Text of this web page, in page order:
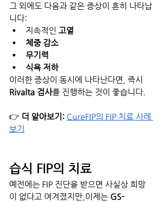
그 외에도 다음과 같은 증상이 흔히 나타납
니다:
지속적인 고열
체중 감소
무기력
식욕 저하
이러한 증상이 동시에 나타난다면, 즉시
Rivalta 검사를 진행하는 것이 좋습니다.
👉 더 알아보기: CureFIP의 FIP 치료 사례
보기
습식 FIP의 치료
예전에는 FIP 진단을 받으면 사실상 희망
이 없다고 여겨졌지만,이제는 GS-